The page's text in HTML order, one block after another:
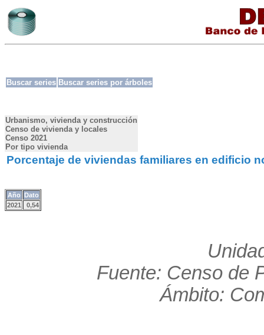
Buscar series Buscar series por árboles
Urbanismo, vivienda y construcción
Censo de vivienda y locales
Censo 2021
Por tipo vivienda
Porcentaje de viviendas familiares en edificio
Año Dato
2021
0,54
Fuente: Censo de
Ámbito: